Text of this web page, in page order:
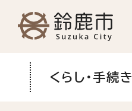
くらし・手続き